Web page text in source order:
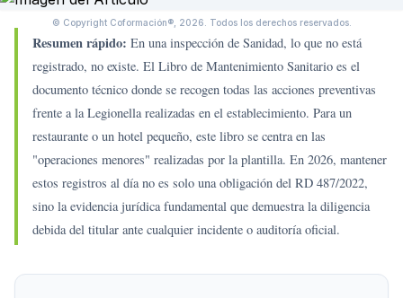
© Copyright Coformación®, 2026. Todos los derechos reservados.
Resumen rápido: En una inspección de Sanidad, lo que no está
registrado, no existe. El Libro de Mantenimiento Sanitario es el
documento técnico donde se recogen todas las acciones preventivas
frente a la Legionella realizadas en el establecimiento. Para un
restaurante o un hotel pequeño, este libro se centra en las
"operaciones menores" realizadas por la plantilla. En 2026, mantener
estos registros al día no es solo una obligación del RD 487/2022,
sino la evidencia jurídica fundamental que demuestra la diligencia
debida del titular ante cualquier incidente o auditoría oficial.